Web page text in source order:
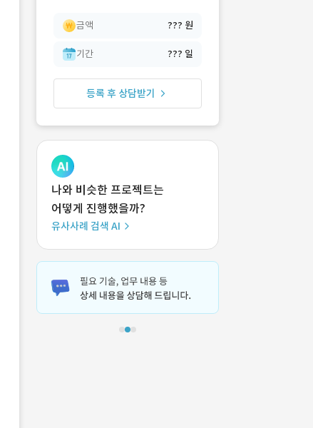
금액 ??? 원
기간 ??? 일
등록 후 상담받기
나와 비슷한 프로젝트는
어떻게 진행했을까?
유사사례 검색 AI